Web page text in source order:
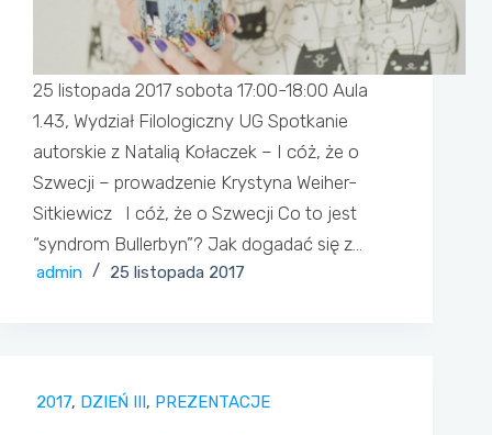
25 listopada 2017 sobota 17:00-18:00 Aula
1.43, Wydział Filologiczny UG Spotkanie
autorskie z Natalią Kołaczek – I cóż, że o
Szwecji – prowadzenie Krystyna Weiher-
Sitkiewicz I cóż, że o Szwecji Co to jest
“syndrom Bullerbyn”? Jak dogadać się z…
admin 25 listopada 2017
2017, DZIEŃ III, PREZENTACJE